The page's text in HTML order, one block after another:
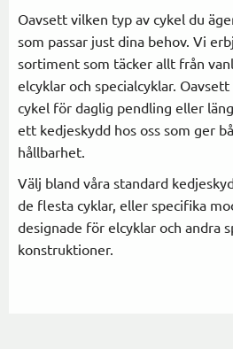
Oavsett vilken typ av cykel du
som passar just dina behov. Vi
sortiment som täcker allt från
elcyklar och specialcyklar.
cykel för daglig pendling eller
ett kedjeskydd hos oss som ger
hållbarhet.
Välj bland våra standard
de flesta cyklar, eller specifika
designade för elcyklar och andra
konstruktioner.